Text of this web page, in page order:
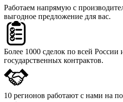
Работаем напрямую с
выгодное предложение для вас.
Более 1000 сделок по всей России
государственных контрактов.
10 регионов работают с нами на